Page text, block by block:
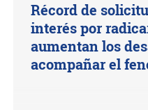
Récord de
interés por
aumentan los
acompañar el